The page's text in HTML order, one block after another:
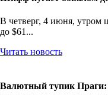
В четверг, 4 июня, утром
до $61...
Читать новость
Валютный тупик Праги: